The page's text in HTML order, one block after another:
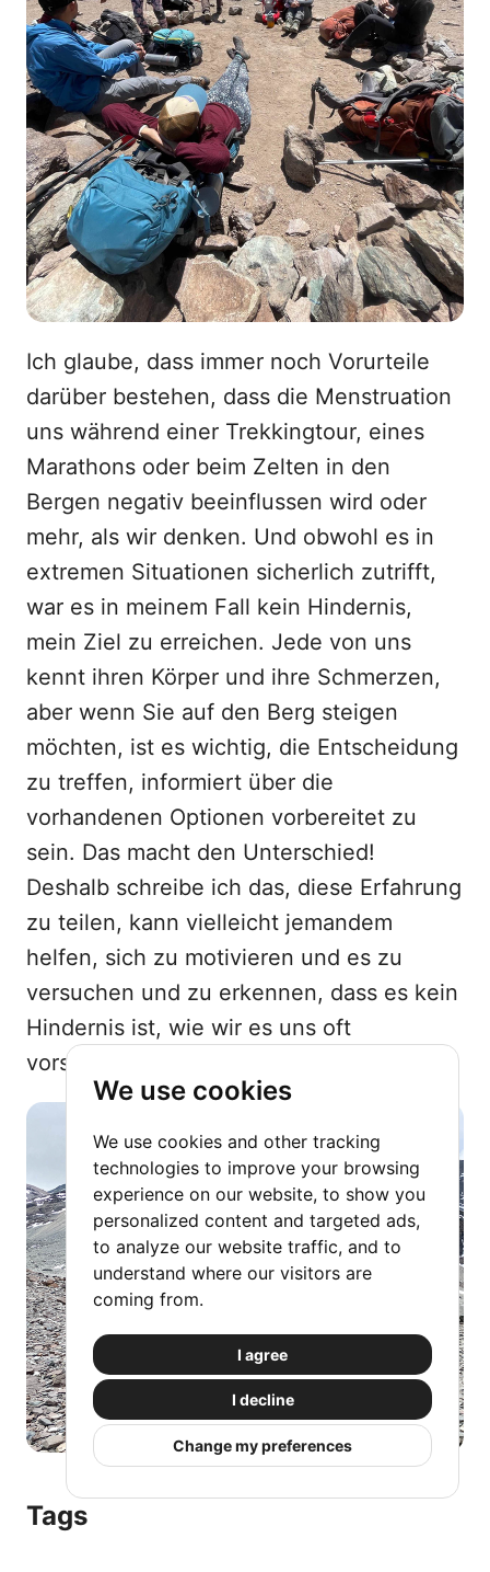
We use cookies
We use cookies and other tracking
technologies to improve your browsing
experience on our website, to show you
personalized content and targeted ads,
to analyze our website traffic, and to
understand where our visitors are
coming from.
I agree
I decline
Change my preferences
Ich glaube, dass immer noch Vorurteile
darüber bestehen, dass die Menstruation
uns während einer Trekkingtour, eines
Marathons oder beim Zelten in den
Bergen negativ beeinflussen wird oder
mehr, als wir denken. Und obwohl es in
extremen Situationen sicherlich zutrifft,
war es in meinem Fall kein Hindernis,
mein Ziel zu erreichen. Jede von uns
kennt ihren Körper und ihre Schmerzen,
aber wenn Sie auf den Berg steigen
möchten, ist es wichtig, die Entscheidung
zu treffen, informiert über die
vorhandenen Optionen vorbereitet zu
sein. Das macht den Unterschied!
Deshalb schreibe ich das, diese Erfahrung
zu teilen, kann vielleicht jemandem
helfen, sich zu motivieren und es zu
versuchen und zu erkennen, dass es kein
Hindernis ist, wie wir es uns oft
vorstellen.
Tags